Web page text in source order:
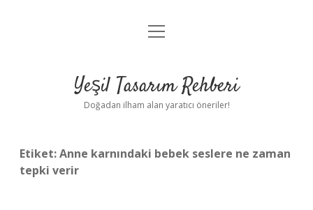
Anasayfa
Yasal Uyarı
menüyü
Yeşil Tasarım Rehberi
Doğadan ilham alan yaratıcı öneriler!
Etiket:Anne karnındaki bebek seslere ne zaman
tepki verir